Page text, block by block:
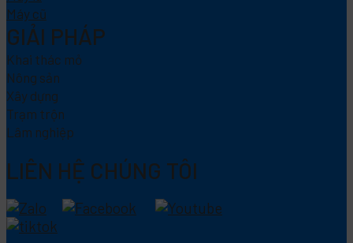
Máy cũ
GIẢI PHÁP
Khai thác mỏ
Nông sản
Xây dựng
Trạm trộn
Lâm nghiệp
LIÊN HỆ CHÚNG TÔI